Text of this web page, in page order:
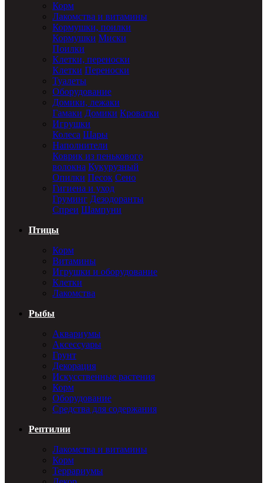
Корм
Лакомства и витамины
Кормушки, поилки
Кормушки Миски
Поилки
Клетки, переноски
Клетки Переноски
Туалеты
Оборудование
Домики, лежаки
Гамаки Домики Кроватки
Игрушки
Колеса Шары
Наполнители
Коврик из пенькового
волокна Кукурузный
Опилки Песок Сено
Гигиена и уход
Груминг Дезодоранты
Спреи Шампуни
Птицы
Корм
Витамины
Игрушки и оборудование
Клетки
Лакомства
Рыбы
Аквариумы
Аксессуары
Грунт
Декорация
Искусственные растения
Корм
Оборудование
Средства для содержания
Рептилии
Лакомства и витамины
Корм
Террариумы